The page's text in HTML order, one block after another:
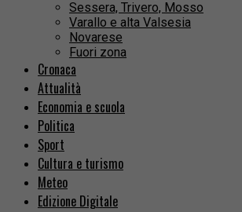
Sessera, Trivero, Mosso
Varallo e alta Valsesia
Novarese
Fuori zona
Cronaca
Attualità
Economia e scuola
Politica
Sport
Cultura e turismo
Meteo
Edizione Digitale